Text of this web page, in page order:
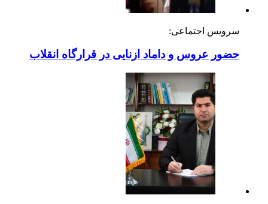
سرویس اجتماعی:
حضور عروس و داماد ازنایی در قرارگاه انقلاب